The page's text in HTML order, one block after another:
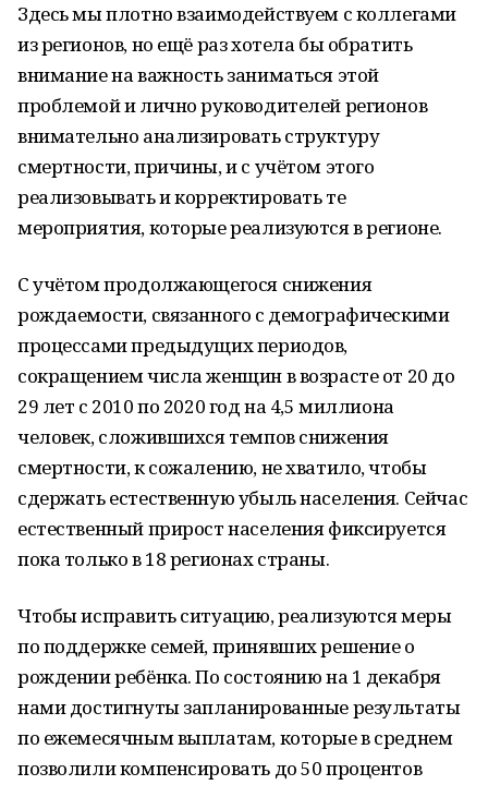
Здесь мы плотно взаимодействуем с коллегами
из регионов, но ещё раз хотела бы обратить
внимание на важность заниматься этой
проблемой и лично руководителей регионов
внимательно анализировать структуру
смертности, причины, и с учётом этого
реализовывать и корректировать те
мероприятия, которые реализуются в регионе.
С учётом продолжающегося снижения
рождаемости, связанного с демографическими
процессами предыдущих периодов,
сокращением числа женщин в возрасте от 20 до
29 лет с 2010 по 2020 год на 4,5 миллиона
человек, сложившихся темпов снижения
смертности, к сожалению, не хватило, чтобы
сдержать естественную убыль населения. Сейчас
естественный прирост населения фиксируется
пока только в 18 регионах страны.
Чтобы исправить ситуацию, реализуются меры
по поддержке семей, принявших решение о
рождении ребёнка. По состоянию на 1 декабря
нами достигнуты запланированные результаты
по ежемесячным выплатам, которые в среднем
позволили компенсировать до 50 процентов